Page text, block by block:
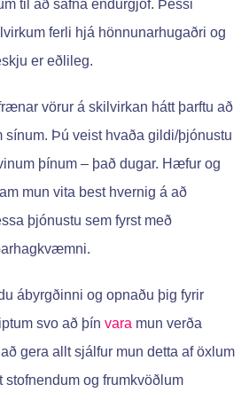
til að safna endurgjöf. Þessi
ferli hjá hönnunarhugaðri og
er eðlileg.
vörur á skilvirkan hátt þarftu að
sínum. Þú veist hvaða gildi/þjónustu
þínum – það dugar. Hæfur og
mun vita best hvernig á að
þjónustu sem fyrst með
ábyrgðinni og opnaðu þig fyrir
svo að þín vara mun verða
gera allt sjálfur mun detta af öxlum
stofnendum og frumkvöðlum